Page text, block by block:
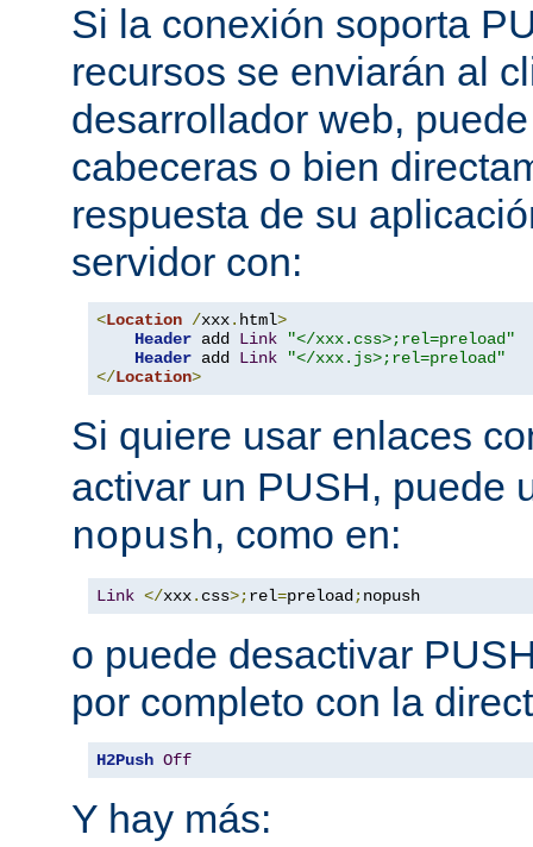
Si la conexión soporta
recursos se enviarán al
desarrollador web,
cabeceras o bien
respuesta de su
servidor con:
<Location /xxx. html>
Header add Link
"</xxx.css>;rel=preload"
Header add Link
"</xxx.js>;rel=preload"
</Location>
Si quiere usar enlaces
activar un PUSH, puede
nopush, como en:
Link </xxx. css>;rel=preload;nopush
o puede desactivar
por completo con la
H2Push Off
Y hay más: